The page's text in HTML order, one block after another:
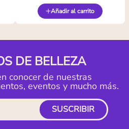
Añadir al carrito
DE BELLEZA
conocer de nuestras
eventos y mucho más.
SUSCRIBIR